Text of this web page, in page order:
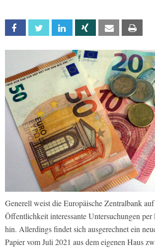
Facebook Twitter Linkedin Xing Email
Generell weist die Europäische Zentralbank
Öffentlichkeit interessante Untersuchungen per
hin. Allerdings findet sich ausgerechnet ein
Papier vom Juli 2021 aus dem eigenen Haus